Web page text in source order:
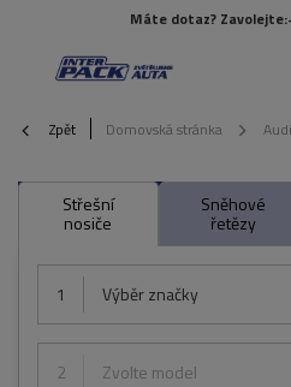
Máte dotaz? Zavolejte:
Zpět Domovská stránka Audi
Střešní
nosiče
Sněhové
řetězy
1 Výběr značky
2 Zvolte model